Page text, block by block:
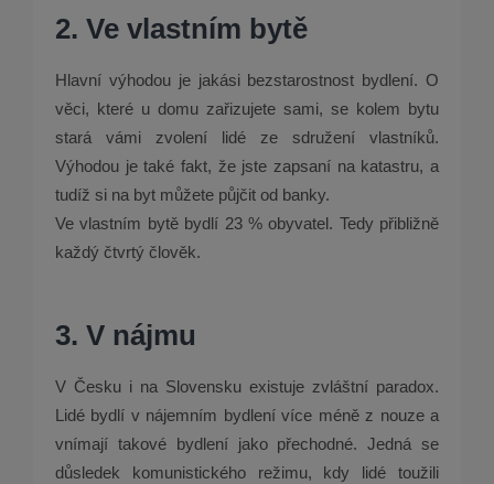
2. Ve vlastním bytě
Hlavní výhodou je jakási bezstarostnost bydlení. O
věci, které u domu zařizujete sami, se kolem bytu
stará vámi zvolení lidé ze sdružení vlastníků.
Výhodou je také fakt, že jste zapsaní na katastru, a
tudíž si na byt můžete půjčit od banky.
Ve vlastním bytě bydlí 23 % obyvatel. Tedy přibližně
každý čtvrtý člověk.
3. V nájmu
V Česku i na Slovensku existuje zvláštní paradox.
Lidé bydlí v nájemním bydlení více méně z nouze a
vnímají takové bydlení jako přechodné. Jedná se
důsledek komunistického režimu, kdy lidé toužili